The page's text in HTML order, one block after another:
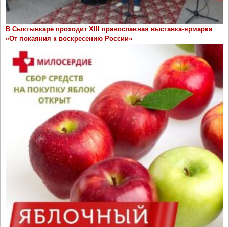
В Сыктывкаре проходит ХIII православная выставка-ярмарка
«От покаяния к воскресению России»